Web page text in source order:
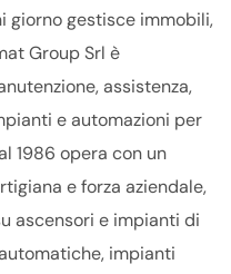
giorno gestisce immobili,
Group Srl è
assistenza,
e automazioni per
1986 opera con un
e forza aziendale,
ascensori e impianti di
impianti